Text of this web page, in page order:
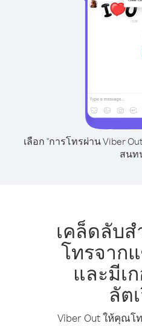
เลือก "การโทรผ่าน Viber
สนท
เคล็ดลับ
โทรจาก
และมีเ
ลัต
Viber Out ให้คุณ